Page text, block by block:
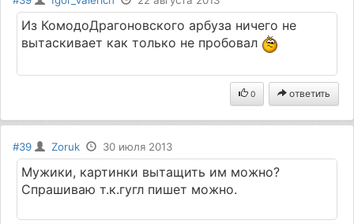
Из КомодоДрагоновского арбуза ничего не
вытаскивает как только не пробовал
0 ответить
#39 Zoruk 30 июля 2013
Мужики, картинки вытащить им можно?
Спрашиваю т.к.гугл пишет можно.